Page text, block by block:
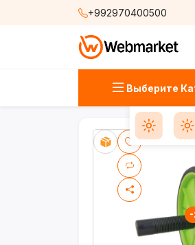
+992970400500
Выберите
-